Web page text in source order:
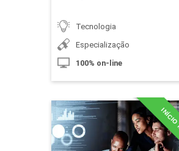
Gestão de Problemas
10h
Tecnologia
Especialização
100% on-line
Especialização em
de Dados e